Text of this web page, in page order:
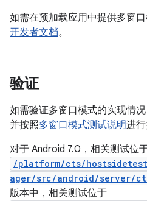
如需在预加载应用中提供多窗
开发者文档。
验证
如需验证多窗口模式的实现情
并按照多窗口模式测试说明进行
对于 Android 7.0，相关测试位
/platform/cts/
ager/src/android/server/
版本中，相关测试位于